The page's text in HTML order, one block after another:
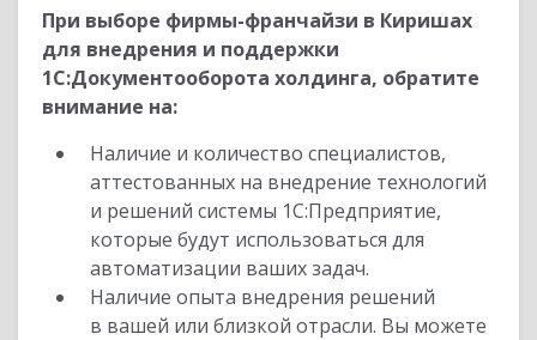
При выборе фирмы-франчайзи в Киришах
для внедрения и поддержки
1С:Документооборота холдинга, обратите
внимание на:
Наличие и количество специалистов,
аттестованных на внедрение технологий
и решений системы 1С:Предприятие,
которые будут использоваться для
автоматизации ваших задач.
Наличие опыта внедрения решений
в вашей или близкой отрасли. Вы можете